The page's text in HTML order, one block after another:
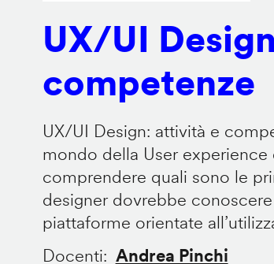
UX/UI
competenze
UX/UI Design: attività e
mondo della User
comprendere quali sono le
designer dovrebbe
piattaforme orientate
Docenti
Andrea Pinchi